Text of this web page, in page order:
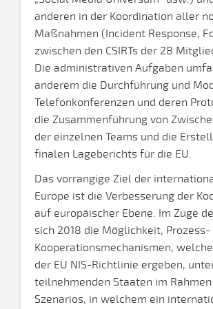
anderen in der Koordination aller
Maßnahmen (Incident Response,
zwischen den CSIRTs der 28
Die administrativen Aufgaben
anderem die Durchführung und
Telefonkonferenzen und deren
die Zusammenführung von
der einzelnen Teams und die
finalen Lageberichts für die EU.
Das vorrangige Ziel der
Europe ist die Verbesserung der
auf europäischer Ebene. Im Zuge
sich 2018 die Möglichkeit, Prozess-
Kooperationsmechanismen,
der EU NIS-Richtlinie ergeben,
teilnehmenden Staaten im
Szenarios, in welchem ein